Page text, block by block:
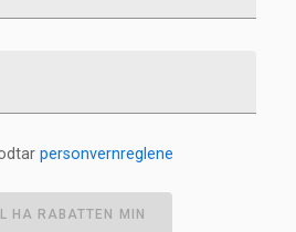
personvernreglene
HA RABATTEN MIN